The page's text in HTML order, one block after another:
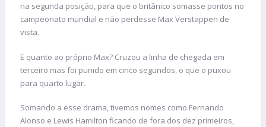
na segunda posição, para que o britânico somasse pontos no
campeonato mundial e não perdesse Max Verstappen de
vista.
E quanto ao próprio Max? Cruzou a linha de chegada em
terceiro mas foi punido em cinco segundos, o que o puxou
para quarto lugar.
Somando a esse drama, tivemos nomes como Fernando
Alonso e Lewis Hamilton ficando de fora dos dez primeiros,